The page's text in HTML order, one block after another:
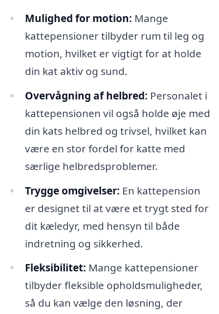
Mulighed for motion: Mange
kattepensioner tilbyder rum til leg og
motion, hvilket er vigtigt for at holde
din kat aktiv og sund.
Overvågning af helbred: Personalet i
kattepensionen vil også holde øje med
din kats helbred og trivsel, hvilket kan
være en stor fordel for katte med
særlige helbredsproblemer.
Trygge omgivelser: En kattepension
er designet til at være et trygt sted for
dit kæledyr, med hensyn til både
indretning og sikkerhed.
Fleksibilitet: Mange kattepensioner
tilbyder fleksible opholdsmuligheder,
så du kan vælge den løsning, der